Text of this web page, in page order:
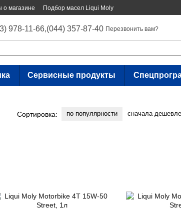
о магазине Подбор масел Liqui Moly
978-11-66,(044) 357-87-40 Перезвонить вам?
Сервисные продукты
Сортировка: по популярности сначала дешевле